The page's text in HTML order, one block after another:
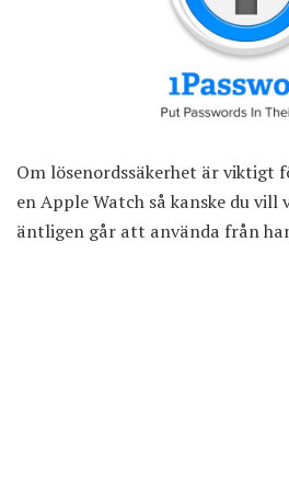
Om lösenordssäkerhet är viktigt
en Apple Watch så kanske du vill
äntligen går att använda från